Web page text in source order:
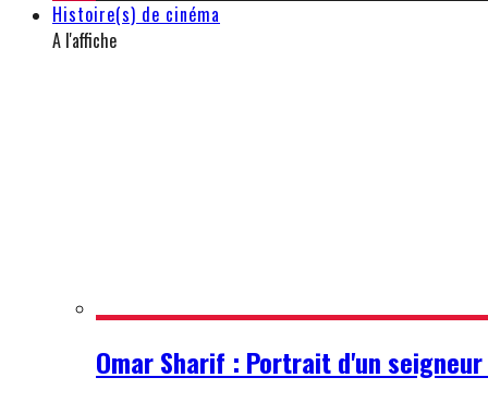
Histoire(s) de cinéma
A l'affiche
Omar Sharif : Portrait d'un